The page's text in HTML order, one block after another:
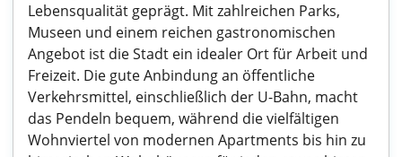
Lebensqualität geprägt. Mit zahlreichen Parks,
Museen und einem reichen gastronomischen
Angebot ist die Stadt ein idealer Ort für Arbeit und
Freizeit. Die gute Anbindung an öffentliche
Verkehrsmittel, einschließlich der U-Bahn, macht
das Pendeln bequem, während die vielfältigen
Wohnviertel von modernen Apartments bis hin zu